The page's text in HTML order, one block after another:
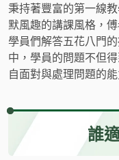
秉持著豐富的第一線
默風趣的講課風格，
學員們解答五花八門
中，學員的問題不但
自面對與處理問題的能
誰